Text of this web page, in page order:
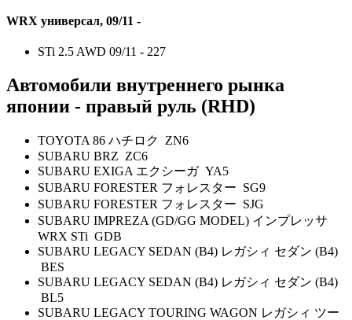
WRX универсал, 09/11 -
STi 2.5 AWD 09/11 - 227
Автомобили внутреннего рынка
японии - правый руль (RHD)
TOYOTA 86 ハチロク ZN6
SUBARU BRZ ZC6
SUBARU EXIGA エクシーガ YA5
SUBARU FORESTER フォレスター SG9
SUBARU FORESTER フォレスター SJG
SUBARU IMPREZA (GD/GG MODEL) インプレッサ
WRX STi GDB
SUBARU LEGACY SEDAN (B4) レガシィ セダン (B4)
BES
SUBARU LEGACY SEDAN (B4) レガシィ セダン (B4)
BL5
SUBARU LEGACY TOURING WAGON レガシィ ツー